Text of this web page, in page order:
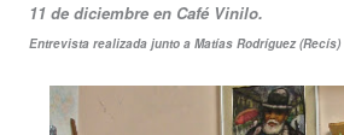
11 de diciembre en Café Vinilo.
Entrevista realizada junto a Matías Rodríguez (Recís)